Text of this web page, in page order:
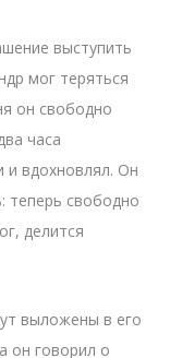
выступить
мог теряться
он свободно
часа
и вдохновлял. Он
теперь свободно
делится
выложены в его
он говорил о